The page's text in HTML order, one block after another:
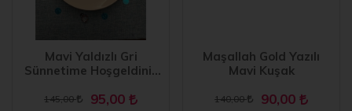
Mavi Yaldızlı Gri
Sünnetime Hoşgeldiniz
Peçete 16 Adet
145,00 95,00
Maşallah Gold Yazılı
Mavi Kuşak
140,00 90,00